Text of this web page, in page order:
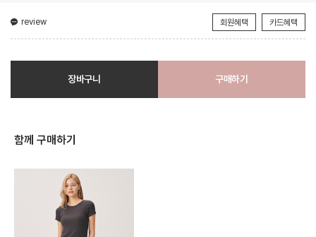
review 회원혜택 카드혜택
장바구니 구매하기
함께 구매하기